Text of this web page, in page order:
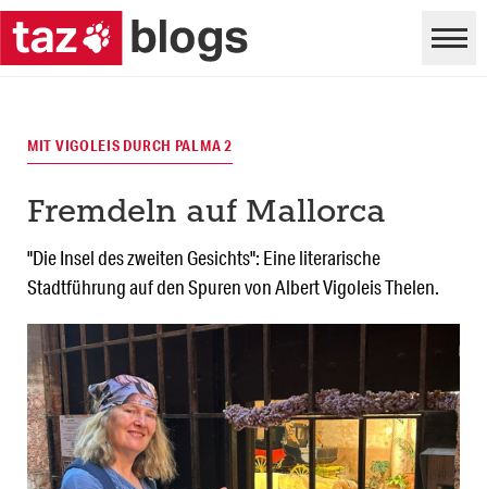
MIT VIGOLEIS DURCH PALMA 2
Fremdeln auf Mallorca
"Die Insel des zweiten Gesichts": Eine literarische
Stadtführung auf den Spuren von Albert Vigoleis Thelen.